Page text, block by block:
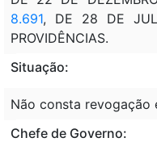
8.691, DE 28 DE
PROVIDÊNCIAS.
Situação:
Não consta revogação
Chefe de Governo: